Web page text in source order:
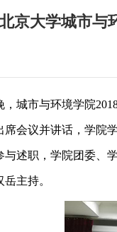
京大学城市与
，城市与环境学院
席会议并讲话，学院
与述职，学院团委、
主持。